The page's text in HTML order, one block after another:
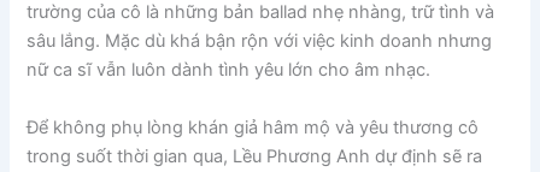
trường của cô là những bản ballad nhẹ nhàng, trữ tình và
sâu lắng. Mặc dù khá bận rộn với việc kinh doanh nhưng
nữ ca sĩ vẫn luôn dành tình yêu lớn cho âm nhạc.
Để không phụ lòng khán giả hâm mộ và yêu thương cô
trong suốt thời gian qua, Lều Phương Anh dự định sẽ ra